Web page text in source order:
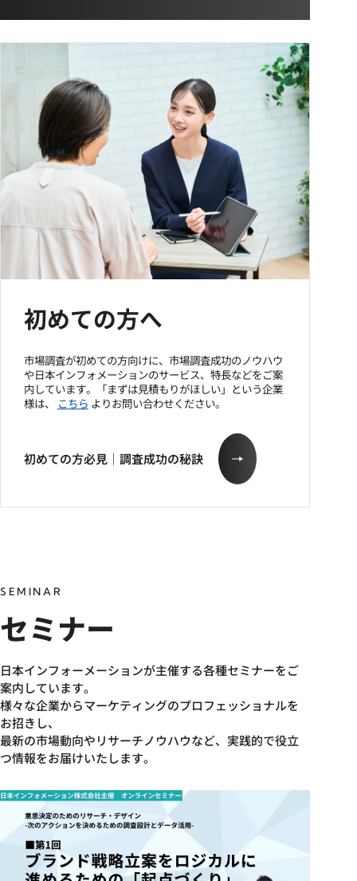
初めての方へ
市場調査が初めての方向けに、市場調査成功のノウハウ
や日本インフォメーションのサービス、特長などをご案
内しています。「まずは見積もりがほしい」という企業
様は、
こちら よりお問い合わせください。
初めての方必見｜調査成功の秘訣
SEMINAR
セミナー
日本インフォーメーションが主催する各種セミナーをご
案内しています。
様々な企業からマーケティングのプロフェッショナルを
お招きし、
最新の市場動向やリサーチノウハウなど、実践的で役立
つ情報をお届けいたします。